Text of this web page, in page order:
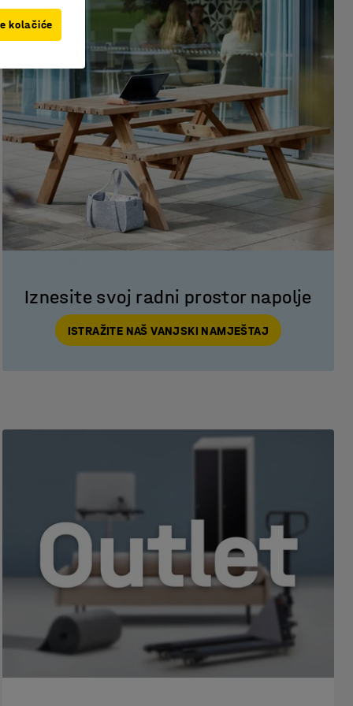
Iznesite svoj radni prostor napolje
ISTRAŽITE NAŠ VANJSKI NAMJEŠTAJ
Uredska stolica STANLEY s
naslonom za glavu i podesivim
Up motion
Art. br.:234721
kolačiće